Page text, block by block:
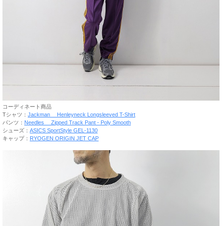
コーディネート商品
Tシャツ： Jackman Henleyneck Longsleeved T-Shirt
パンツ： Needles Zipped Track Pant - Poly Smooth
シューズ： ASICS SportStyle GEL-1130
キャップ： RYOGEN ORIGIN JET CAP